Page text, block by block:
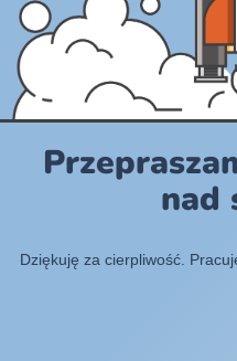
nad
Dziękuję za cierpliwość.